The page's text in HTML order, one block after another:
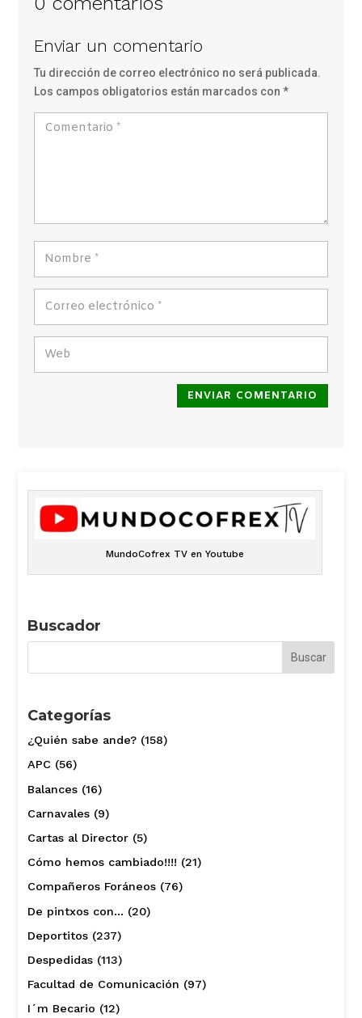
Enviar un comentario
Tu dirección de correo electrónico no será publicada.
Los campos obligatorios están marcados con*
ENVIAR COMENTARIO
MundoCofrex TV en Youtube
Buscador
Categorías
¿Quién sabe ande?(158)
APC(56)
Balances(16)
Carnavales(9)
Cartas al Director(5)
Cómo hemos cambiado!!!! (21)
Compañeros Foráneos(76)
De pintxos con… (20)
Deportitos(237)
Despedidas(113)
Facultad de Comunicación (97)
I´m Becario (12)